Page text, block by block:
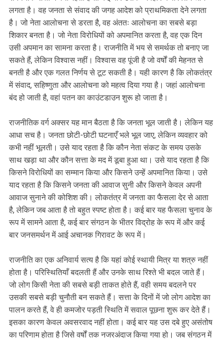
लगता है। वह जनता से संवाद की जगह आदेश को प्राथमिकता देने लगता
है। जो नेता आलोचना से डरता है, वह अंततः आलोचना का सबसे बड़ा
शिकार बनता है। जो नेता विरोधियों को अपमानित करता है, वह एक दिन
उसी अपमान का सामना करता है। राजनीति में भय से समर्थक तो बनाए जा
सकते हैं, लेकिन विश्वास नहीं। विश्वास वह पूंजी है जो वर्षों की मेहनत से
बनती है और एक गलत निर्णय से टूट सकती है। यही कारण है कि लोकतंत्र
में संवाद, सहिष्णुता और आलोचना को महत्व दिया गया है। जहां आलोचना
बंद हो जाती है, वहां पतन का काउंटडाउन शुरू हो जाता है।
राजनीतिक वर्ग अक्सर यह मान बैठता है कि जनता भूल जाती है। लेकिन यह
आधा सच है। जनता छोटी-छोटी घटनाएँ भले भूल जाए, लेकिन व्यवहार को
कभी नहीं भूलती। उसे याद रहता है कि कौन नेता संकट के समय उसके
साथ खड़ा था और कौन सत्ता के मद में डूबा हुआ था। उसे याद रहता है कि
किसने विरोधियों का सम्मान किया और किसने उन्हें अपमानित किया। उसे
याद रहता है कि किसने जनता की आवाज सुनी और किसने केवल अपनी
आवाज सुनाने की कोशिश की। लोकतंत्र में जनता का फैसला देर से आता
है, लेकिन जब आता है तो बहुत स्पष्ट होता है। कई बार यह फैसला चुनाव के
रूप में सामने आता है, कई बार संगठन के भीतर विद्रोह के रूप में और कई
बार जनसमर्थन में आई अचानक गिरावट के रूप में।
राजनीति का एक अनिवार्य सत्य है कि यहां कोई स्थायी मित्र या शत्रु नहीं
होता है। परिस्थितियाँ बदलती हैं और उनके साथ रिश्ते भी बदल जाते हैं।
जो लोग किसी नेता की सबसे बड़ी ताकत होते हैं, वही समय बदलने पर
उसकी सबसे बड़ी चुनौती बन सकते हैं। सत्ता के दिनों में जो लोग आदेश का
पालन करते हैं, वे ही कमजोर पड़ती स्थिति में सवाल पूछना शुरू कर देते हैं।
इसका कारण केवल अवसरवाद नहीं होता। कई बार यह उस दबे हुए असंतोष
का परिणाम होता है जिसे वर्षों तक नजरअंदाज किया गया हो। जब संगठन में